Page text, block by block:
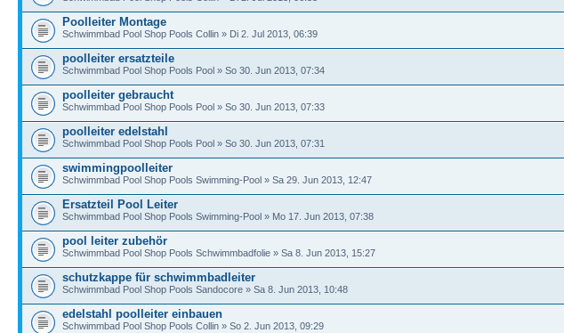
Poolleiter Montage
Schwimmbad Pool Shop Pools Collin » Di 2. Jul 2013, 06:39
poolleiter ersatzteile
Schwimmbad Pool Shop Pools Pool » So 30. Jun 2013, 07:34
poolleiter gebraucht
Schwimmbad Pool Shop Pools Pool » So 30. Jun 2013, 07:33
poolleiter edelstahl
Schwimmbad Pool Shop Pools Pool » So 30. Jun 2013, 07:31
swimmingpoolleiter
Schwimmbad Pool Shop Pools Swimming-Pool » Sa 29. Jun 2013, 12:47
Ersatzteil Pool Leiter
Schwimmbad Pool Shop Pools Swimming-Pool » Mo 17. Jun 2013, 07:38
pool leiter zubehör
Schwimmbad Pool Shop Pools Schwimmbadfolie » Sa 8. Jun 2013, 15:27
schutzkappe für schwimmbadleiter
Schwimmbad Pool Shop Pools Sandocore » Sa 8. Jun 2013, 10:48
edelstahl poolleiter einbauen
Schwimmbad Pool Shop Pools Collin » So 2. Jun 2013, 09:29